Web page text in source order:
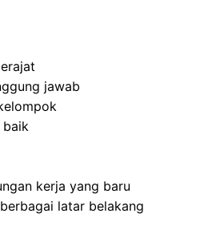
jawab
baik
kerja yang baru
latar belakang